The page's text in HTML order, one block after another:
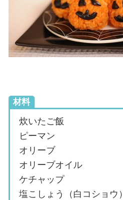
材料
炊いたご飯
ピーマン
オリーブ
オリーブオイル
ケチャップ
塩こしょう（白コショウ）